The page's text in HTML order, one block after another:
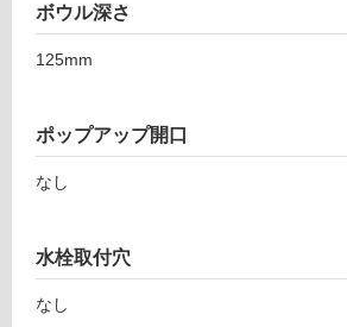
タ
ル
ボウル深さ
125mm
ポップアップ開口
なし
水栓取付穴
なし